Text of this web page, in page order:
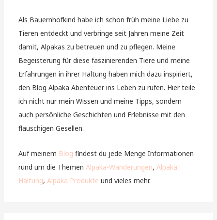
Als Bauernhofkind habe ich schon früh meine Liebe zu
Tieren entdeckt und verbringe seit Jahren meine Zeit
damit, Alpakas zu betreuen und zu pflegen. Meine
Begeisterung für diese faszinierenden Tiere und meine
Erfahrungen in ihrer Haltung haben mich dazu inspiriert,
den Blog Alpaka Abenteuer ins Leben zu rufen. Hier teile
ich nicht nur mein Wissen und meine Tipps, sondern
auch persönliche Geschichten und Erlebnisse mit den
flauschigen Gesellen.
Auf meinem Blog findest du jede Menge Informationen
rund um die ThemenAlpaka-Wanderungen,Alpaka
Haltung,Alpaka Produkte und vieles mehr.